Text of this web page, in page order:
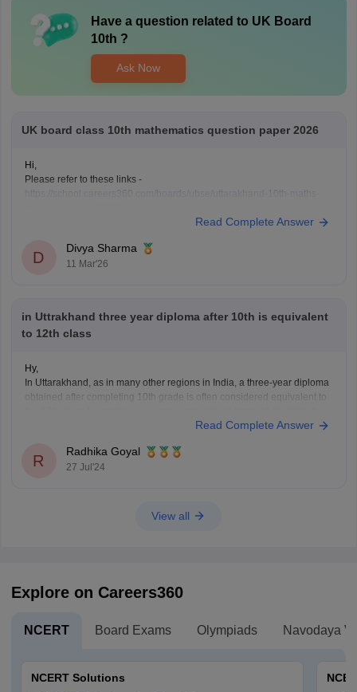
Have a question related to UK Board
10th ?
Ask Now
UK board class 10th mathematics question paper 2026
Hi,
Please refer to these links -
https://school.careers360.com/boards/ubse/uttarakhand-10th-maths-
https://school.careers360.com/boards/ubse/uk-board-10th-question-
Read Complete Answer
D
Divya Sharma
11 Mar'26
in Uttrakhand three year diploma after 10th is equivalent
to 12th class
Hy,
In Uttarakhand, as in many other regions in India, a three-year diploma
obtained after completing 10th grade is often considered equivalent to
higher education or employment. This equivalency can vary depending
Read Complete Answer
R
Radhika Goyal
27 Jul'24
View all
Explore on Careers360
NCERT Board Exams Olympiads Navodaya
NCERT Solutions